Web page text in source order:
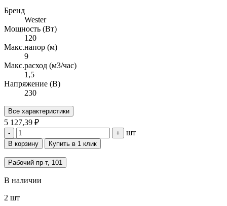
Бренд
Wester
Мощность (Вт)
120
Макс.напор (м)
9
Макс.расход (м3/час)
1,5
Напряжение (В)
230
Все характеристики
5 127,39 ₽
- + шт
В корзину Купить в 1 клик
Рабочий пр-т, 101
В наличии
2 шт